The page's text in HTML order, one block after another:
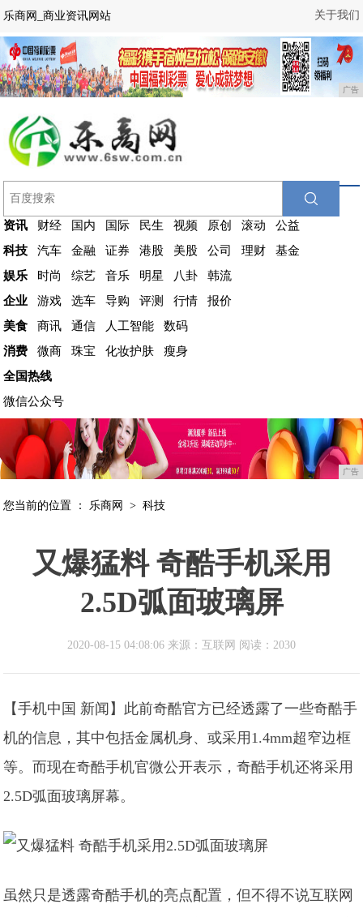
关于我们
乐商网_商业资讯网站
广告
资讯 财经 国内 国际 民生 视频 原创 滚动
公益
科技
汽车 金融 证券 港股 美股 公司 理财
基金
娱乐
时尚 综艺 音乐 明星 八卦
韩流
企业
游戏 选车 导购 评测 行情
报价
美食
商讯 通信 人工智能
数码
消费
微商 珠宝 化妆护肤
瘦身
全国热线
微信公众号
广告
您当前的位置 ： 乐商网 >科技
又爆猛料 奇酷手机采用
2.5D弧面玻璃屏
2020-08-15 04:08:06 来源：互联网 阅读：2030
【手机中国 新闻】此前奇酷官方已经透露了一些奇酷手
机的信息，其中包括金属机身、或采用1.4mm超窄边框
等。而现在奇酷手机官微公开表示，奇酷手机还将采用
2.5D弧面玻璃屏幕。
虽然只是透露奇酷手机的亮点配置，但不得不说互联网